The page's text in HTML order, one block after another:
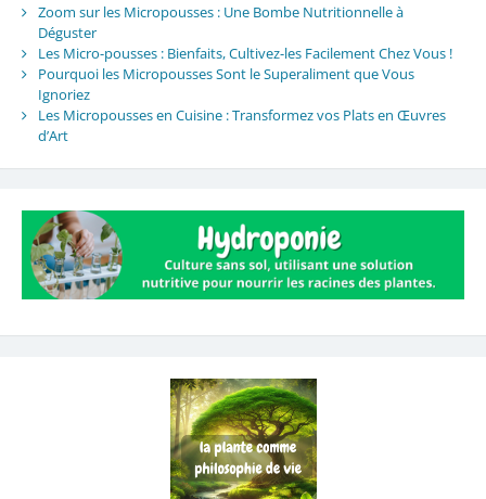
Zoom sur les Micropousses : Une Bombe Nutritionnelle à
Déguster
Les Micro-pousses : Bienfaits, Cultivez-les Facilement Chez Vous !
Pourquoi les Micropousses Sont le Superaliment que Vous
Ignoriez
Les Micropousses en Cuisine : Transformez vos Plats en Œuvres
d’Art